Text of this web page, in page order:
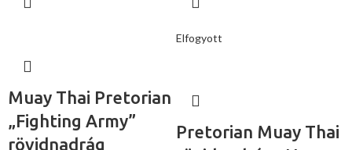
Muay Thai Pretorian
„Fighting Army”
rövidnadrág
Elfogyott
Pretorian Muay Thai